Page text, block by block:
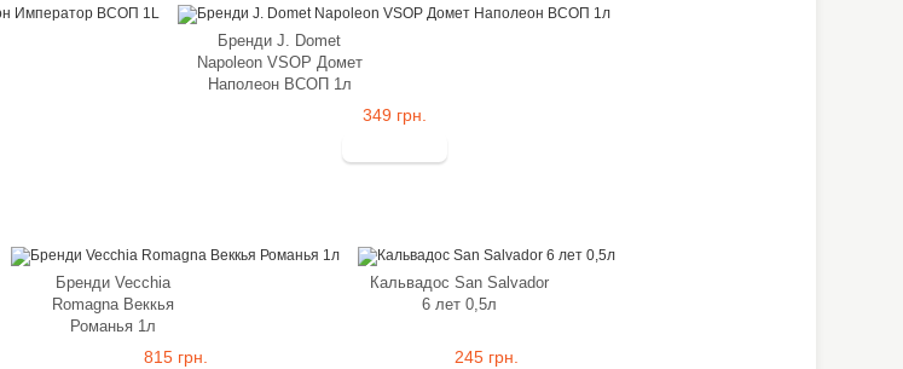
Бренди J. Domet
Napoleon VSOP Домет
Наполеон ВСОП 1л
349 грн.
Бренди Vecchia
Romagna Веккья
Романья 1л
815 грн.
Кальвадос San Salvador
6 лет 0,5л
245 грн.